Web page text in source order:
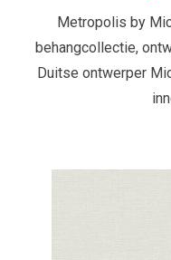
Metropolis by
behangcollectie,
Duitse ontwerper